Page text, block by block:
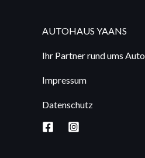
AUTOHAUS YAANS
Ihr Partner rund ums Auto
Impressum
Datenschutz